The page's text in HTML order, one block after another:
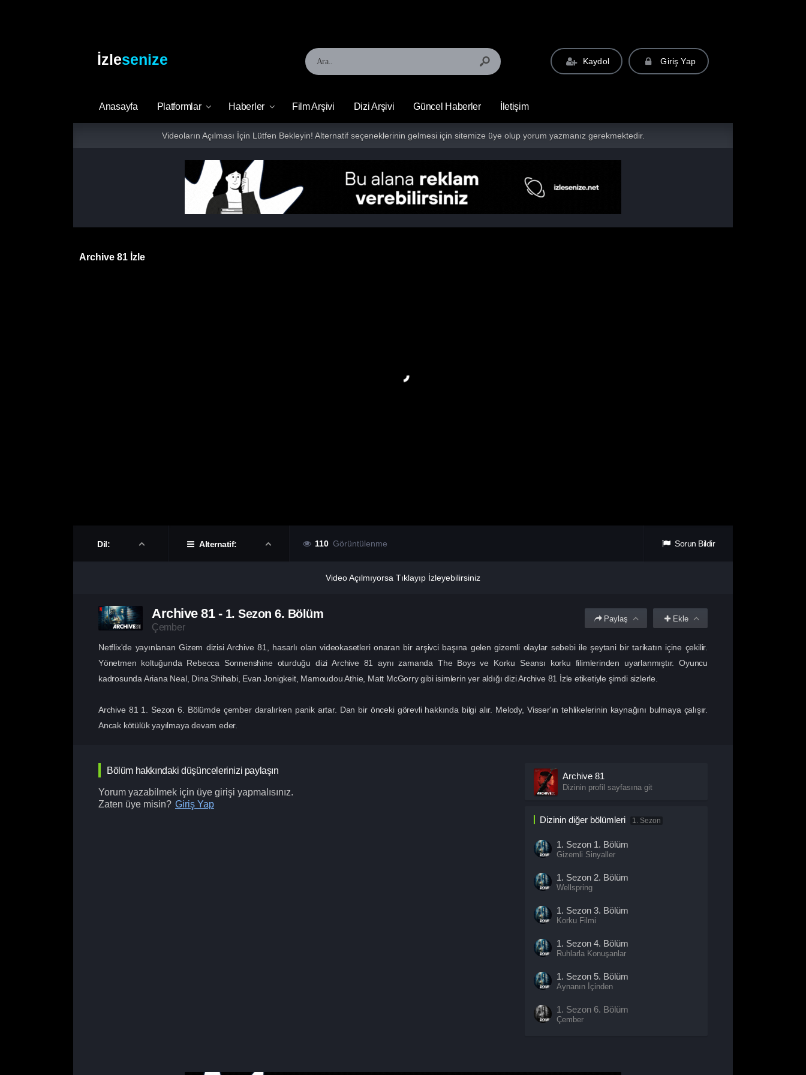
İzlesenize Kaydol Giriş Yap
Anasayfa Platformlar Haberler Film Arşivi Dizi Arşivi Güncel Haberler İletişim
Videoların Açılması İçin Lütfen Bekleyin! Alternatif seçeneklerinin gelmesi için sitemize üye olup yorum yazmanız gerekmektedir.
Archive 81 İzle
Dil: Alternatif: 110 Görüntülenme Sorun Bildir
Video Açılmıyorsa Tıklayıp İzleyebilirsiniz
Archive 81- 1. Sezon 6. Bölüm
Çember
Ekle
Paylaş
Netflix'de yayınlanan Gizem dizisi Archive 81, hasarlı olan videokasetleri onaran bir arşivci başına gelen gizemli olaylar sebebi ile şeytani bir tarikatın içine çekilir.
Yönetmen koltuğunda Rebecca Sonnenshine oturduğu dizi Archive 81 aynı zamanda The Boys ve Korku Seansı korku filimlerinden uyarlanmıştır. Oyuncu
kadrosunda Ariana Neal, Dina Shihabi, Evan Jonigkeit, Mamoudou Athie, Matt McGorry gibi isimlerin yer aldığı dizi Archive 81 İzle etiketiyle şimdi sizlerle.
Archive 81 1. Sezon 6. Bölümde çember daralırken panik artar. Dan bir önceki görevli hakkında bilgi alır. Melody, Visser'ın tehlikelerinin kaynağını bulmaya çalışır.
Ancak kötülük yayılmaya devam eder.
Bölüm hakkındaki düşüncelerinizi paylaşın
Yorum yazabilmek için üye girişi yapmalısınız.
Zaten üye misin? Giriş Yap
Archive 81
Dizinin profil sayfasına git
Dizinin diğer bölümleri 1. Sezon
1. Sezon 1. Bölüm
Gizemli Sinyaller
1. Sezon 2. Bölüm
Wellspring
1. Sezon 3. Bölüm
Korku Filmi
1. Sezon 4. Bölüm
Ruhlarla Konuşanlar
1. Sezon 5. Bölüm
Aynanın İçinden
1. Sezon 6. Bölüm
Çember